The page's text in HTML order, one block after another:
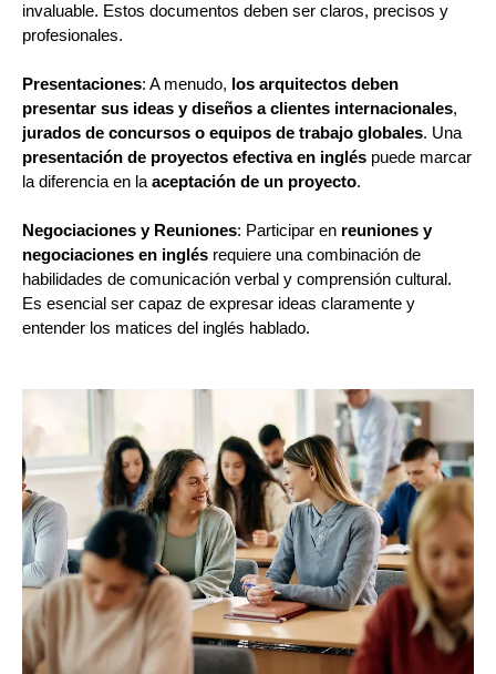
invaluable. Estos documentos deben ser claros, precisos y
profesionales.
Presentaciones: A menudo, los arquitectos deben
presentar sus ideas y diseños a clientes internacionales,
jurados de concursos o equipos de trabajo globales. Una
presentación de proyectos efectiva en inglés puede marcar
la diferencia en la aceptación de un proyecto.
Negociaciones y Reuniones: Participar en reuniones y
negociaciones en inglés requiere una combinación de
habilidades de comunicación verbal y comprensión cultural.
Es esencial ser capaz de expresar ideas claramente y
entender los matices del inglés hablado.